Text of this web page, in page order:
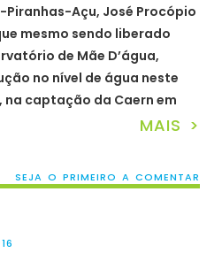
Açu, José Procópio
mesmo sendo liberado
de Mãe D’água,
no nível de água neste
captação da Caern em
MAIS >
SEJA O PRIMEIRO A COMENTAR